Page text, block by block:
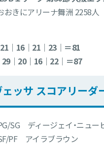
おきにアリーナ舞洲 2258人
16｜21｜23｜＝81
｜20｜16｜22｜＝87
ッサ スコアリーダ
ディージェイ・ニュー
PF アイラブラウン